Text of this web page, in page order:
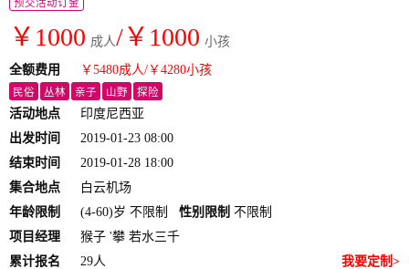
预交活动订金
￥1000 成人/￥1000 小孩
全额费用 ￥5480成人/￥4280小孩
民俗 丛林 亲子 山野 探险
活动地点
印度尼西亚
出发时间
2019-01-23 08:00
结束时间
2019-01-28 18:00
集合地点
白云机场
年龄限制
(4-60)岁 不限制 性别限制 不限制
项目经理
猴子 '攀 若水三千
累计报名
29人
我要定制>